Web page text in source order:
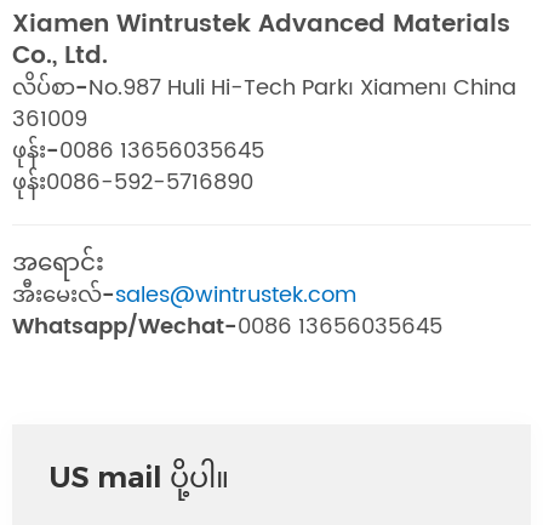
Xiamen Wintrustek Advanced Materials
Co., Ltd.
လိပ်စာ-No.987 Huli Hi-Tech Park၊ Xiamen၊ China
361009
ဖုန်း-0086 13656035645
ဖုန်း0086-592-5716890
အရောင်း
အီးမေးလ်-sales@wintrustek.com
Whatsapp/Wechat-0086 13656035645
US mail ပို့ပါ။